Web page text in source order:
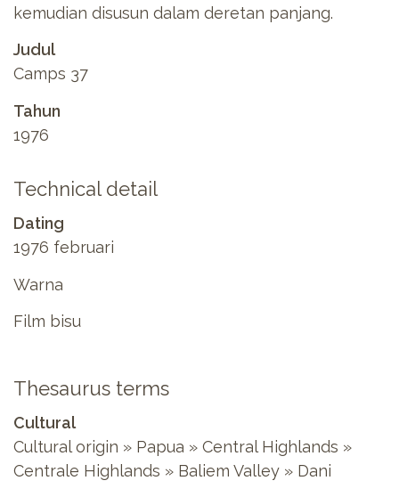
kemudian disusun dalam deretan panjang.
Judul
Camps 37
Tahun
1976
Technical detail
Dating
1976 februari
Warna
Film bisu
Thesaurus terms
Cultural
Cultural origin » Papua » Central Highlands »
Centrale Highlands » Baliem Valley » Dani